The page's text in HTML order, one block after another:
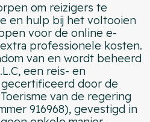
om reizigers te
en hulp bij het voltooien
voor de online e-
professionele kosten.
van en wordt beheerd
een reis- en
door de
van de regering
916968), gevestigd in